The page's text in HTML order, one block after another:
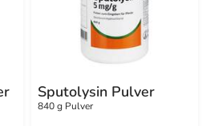
Sputolysin Pulver
840 g Pulver